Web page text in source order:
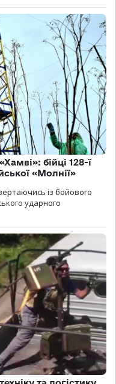
бійці 128-ї
«Молнії»
із бойового
ударного